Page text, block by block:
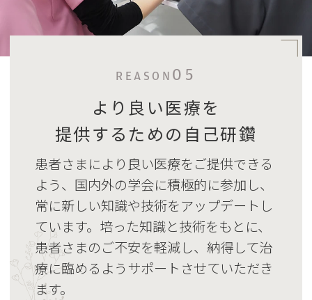
REASON 05
より良い医療を
提供するための自己研鑽
患者さまにより良い医療をご提供できる
よう、国内外の学会に積極的に参加し、
常に新しい知識や技術をアップデートし
ています。培った知識と技術をもとに、
患者さまのご不安を軽減し、納得して治
療に臨めるようサポートさせていただき
ます。